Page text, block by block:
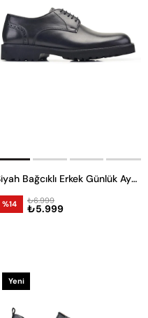
Siyah Bağcıklı Erkek Günlük Ayakkabı
%14 ₺5.999
₺6.999
Yeni